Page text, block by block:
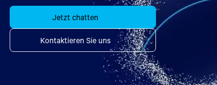
Jetzt chatten
Kontaktieren Sie uns